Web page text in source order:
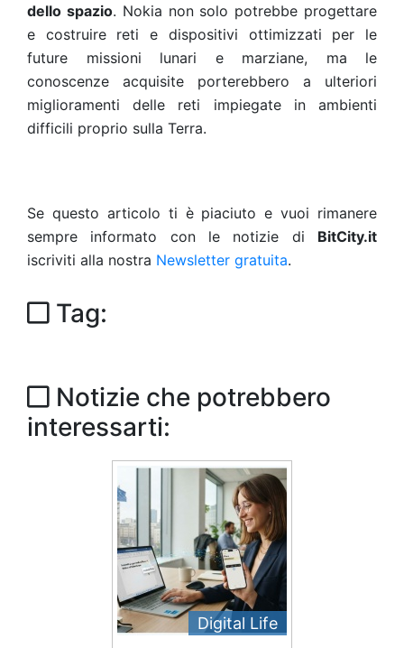
dello spazio. Nokia non solo potrebbe progettare
e costruire reti e dispositivi ottimizzati per le
future missioni lunari e marziane, ma le
conoscenze acquisite porterebbero a ulteriori
miglioramenti delle reti impiegate in ambienti
difficili proprio sulla Terra.
Se questo articolo ti è piaciuto e vuoi rimanere
sempre informato con le notizie di BitCity.it
iscriviti alla nostra Newsletter gratuita.
Tag:
Notizie che potrebbero
interessarti:
Digital Life